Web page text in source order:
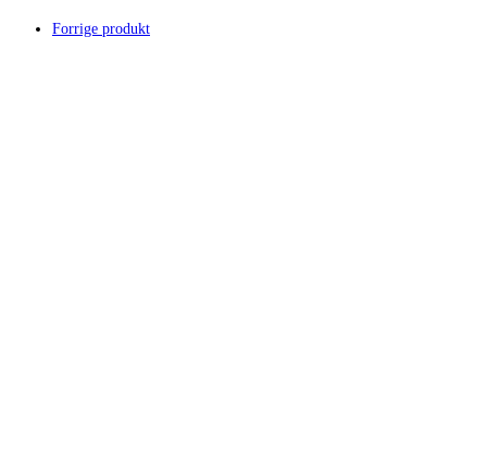
Forrige produkt